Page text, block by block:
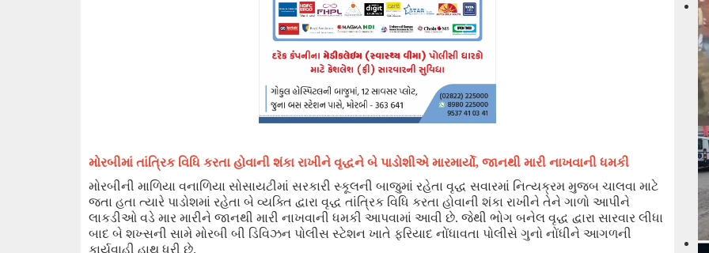
મોરબીમાં તાંત્રિક વિધિ કરતા હોવાની શંકા રાખીને વૃદ્ધને બે પાડોશીએ મારમાર્યો, જાનથી મારી નાખવાની ધમકી
મોરબીની માળિયા વનાળિયા સોસાયટીમાં સરકારી સ્કૂલની બાજુમાં રહેતા વૃદ્ધ સવારમાં નિત્યક્રમ મુજબ ચાલવા માટે
જતા હતા ત્યારે પાડોશમાં રહેતા બે વ્યક્તિ દ્વારા વૃદ્ધ તાંત્રિક વિધિ કરતા હોવાની શંકા રાખીને તેને ગાળો આપીને
લાકડીઓ વડે માર મારીને જાનથી મારી નાખવાની ધમકી આપવામાં આવી છે. જેથી ભોગ બનેલ વૃદ્ધ દ્વારા સારવાર લીધા
બાદ બે શખ્સની સામે મોરબી બી ડિવિઝન પોલીસ સ્ટેશન ખાતે ફરિયાદ નોંધાવતા પોલીસે ગુનો નોંધીને આગળની
કાર્યવાહી હાથ ધરી છે.